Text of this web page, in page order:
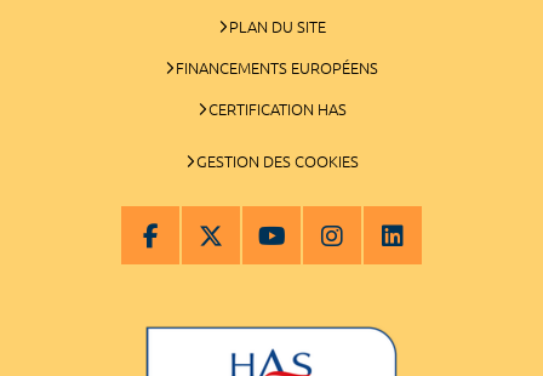
PLAN DU SITE
FINANCEMENTS EUROPÉENS
CERTIFICATION HAS
GESTION DES COOKIES